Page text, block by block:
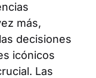
más,
decisiones
icónicos
Las